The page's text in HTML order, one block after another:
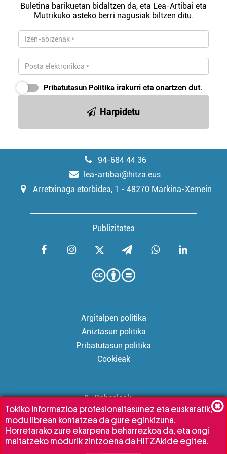
Buletina barikuetan bidaltzen da, eta Lea-Artibai eta
Mutrikuko asteko berri nagusiak biltzen ditu.
Pribatutasun Politika irakurri eta onartzen dut.
Harpidetu
94-684 44 36
lea-artibai@hitza.eus
Arretxinaga etorbidea, 1 - 48270 Markina-Xemein
Publizitatea
Argitalpen politika
Aniztasun politika
Pribatutasun politika
Cookieak
Babesleak:
Tokiko informazioa profesionaltasunez eta euskaratik,
modu librean kontatzea da gure eginkizuna.
Horretarako zure ekarpena beharrezkoa da, eta ongi
maitatzeko modurik zintzoena da HITZAkide egitea.